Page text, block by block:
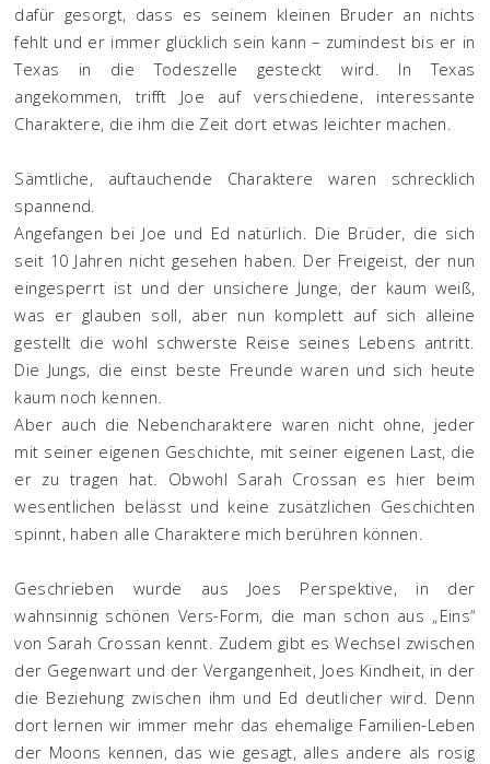
dafür gesorgt, dass es seinem kleinen Bruder an nichts
fehlt und er immer glücklich sein kann – zumindest bis er in
Texas in die Todeszelle gesteckt wird. In Texas
angekommen, trifft Joe auf verschiedene, interessante
Charaktere, die ihm die Zeit dort etwas leichter machen.
Sämtliche, auftauchende Charaktere waren schrecklich
spannend.
Angefangen bei Joe und Ed natürlich. Die Brüder, die sich
seit 10 Jahren nicht gesehen haben. Der Freigeist, der nun
eingesperrt ist und der unsichere Junge, der kaum weiß,
was er glauben soll, aber nun komplett auf sich alleine
gestellt die wohl schwerste Reise seines Lebens antritt.
Die Jungs, die einst beste Freunde waren und sich heute
kaum noch kennen.
Aber auch die Nebencharaktere waren nicht ohne, jeder
mit seiner eigenen Geschichte, mit seiner eigenen Last, die
er zu tragen hat. Obwohl Sarah Crossan es hier beim
wesentlichen belässt und keine zusätzlichen Geschichten
spinnt, haben alle Charaktere mich berühren können.
Geschrieben wurde aus Joes Perspektive, in der
wahnsinnig schönen Vers-Form, die man schon aus „Eins“
von Sarah Crossan kennt. Zudem gibt es Wechsel zwischen
der Gegenwart und der Vergangenheit, Joes Kindheit, in der
die Beziehung zwischen ihm und Ed deutlicher wird. Denn
dort lernen wir immer mehr das ehemalige Familien-Leben
der Moons kennen, das wie gesagt, alles andere als rosig